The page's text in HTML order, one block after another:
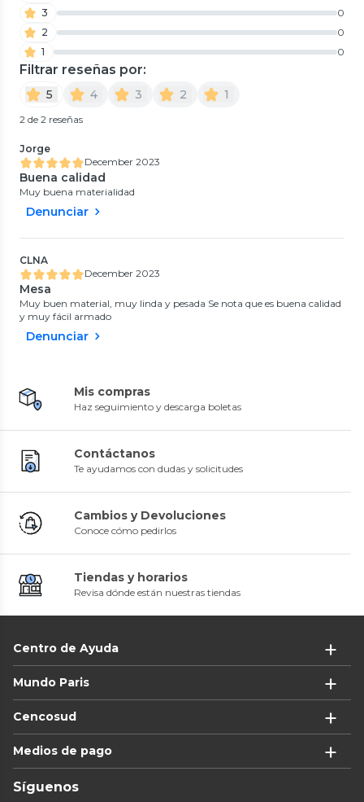
3
0
2
0
1
0
Filtrar reseñas por:
5 4 3 2 1
2 de 2 reseñas
Jorge
December 2023
Buena calidad
Muy buena materialidad
Denunciar
CLNA
December 2023
Mesa
Muy buen material, muy linda y pesada Se nota que es buena calidad
y muy fácil armado
Denunciar
Mis compras
Haz seguimiento y descarga boletas
Contáctanos
Te ayudamos con dudas y solicitudes
Cambios y Devoluciones
Conoce cómo pedirlos
Tiendas y horarios
Revisa dónde están nuestras tiendas
Centro de Ayuda
Mundo Paris
Cencosud
Medios de pago
Síguenos